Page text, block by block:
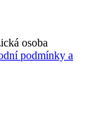
osoba
podmínky a